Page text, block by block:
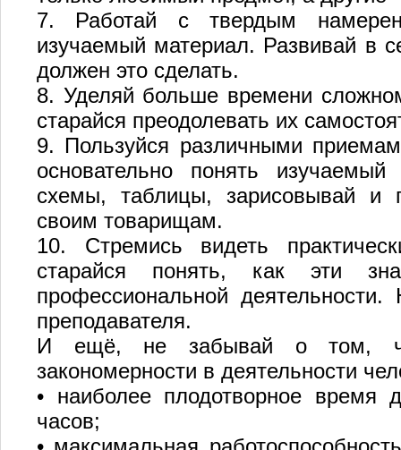
7. Работай с твердым
изучаемый материал. Развивай в
должен это сделать.
8. Уделяй больше времени
старайся преодолевать их
9. Пользуйся различными
основательно понять
схемы, таблицы, зарисовывай и
своим товарищам.
10. Стремись видеть
старайся понять, как эти
профессиональной
преподавателя.
И ещё, не забывай о том, что
закономерности в деятельности
• наиболее плодотворное
часов;